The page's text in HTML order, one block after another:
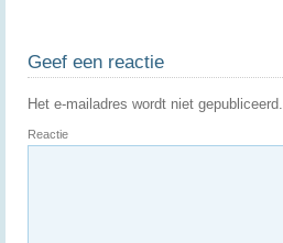
Geef een reactie
Het e-mailadres wordt niet gepubliceerd.
Reactie